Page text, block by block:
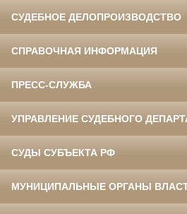
СУДЕБНОЕ ДЕЛОПРОИЗВОДСТВО
СПРАВОЧНАЯ ИНФОРМАЦИЯ
ПРЕСС-СЛУЖБА
УПРАВЛЕНИЕ СУДЕБНОГО
СУДЫ СУБЪЕКТА РФ
МУНИЦИПАЛЬНЫЕ ОРГАНЫ